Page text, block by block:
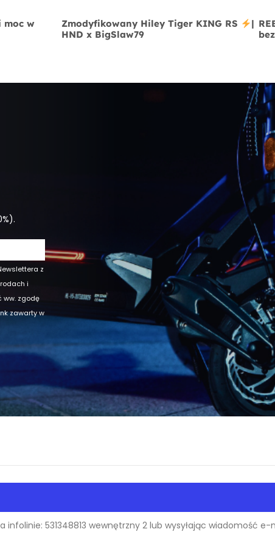
moc w
Zmodyfikowany Hiley Tiger KING RS
|
HND x BigSlaw79
z
i
ww. zgodę
zawarty w
531348813 wewnętrzny 2 lub wysyłając wiadomość e-